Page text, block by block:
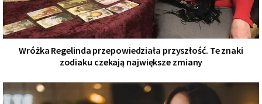
Wróżka Regelinda przepowiedziała przyszłość. Te znaki
zodiaku czekają największe zmiany